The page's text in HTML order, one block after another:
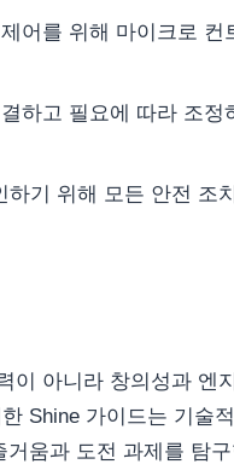
어를 위해 마이크로 컨
하고 필요에 따라 조정
기 위해 모든 안전 조
이 아니라 창의성과 엔
Shine 가이드는 기술
움과 도전 과제를 탐구